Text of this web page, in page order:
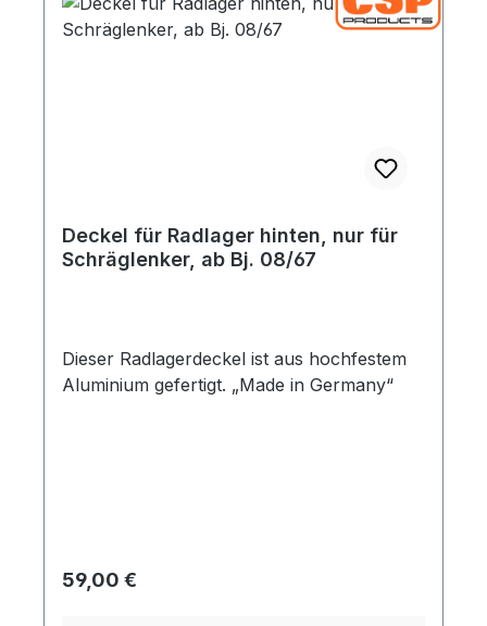
Deckel für Radlager hinten, nur für
Schräglenker, ab Bj. 08/67
Dieser Radlagerdeckel ist aus hochfestem
Aluminium gefertigt. „Made in Germany“
Regulärer Preis:
59,00 €